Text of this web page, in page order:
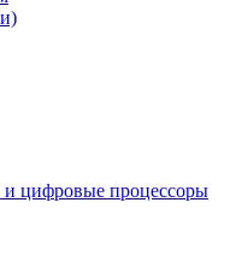
цифровые процессоры